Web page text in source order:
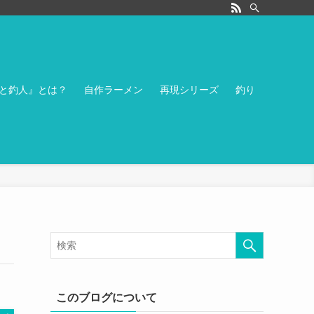
釣人』とは？ 自作ラーメン 再現シリーズ 釣り
このブログについて